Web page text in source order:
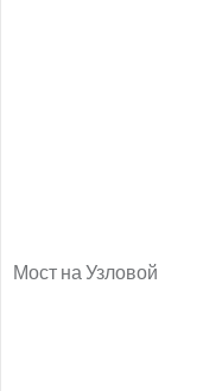
Мост на Узловой